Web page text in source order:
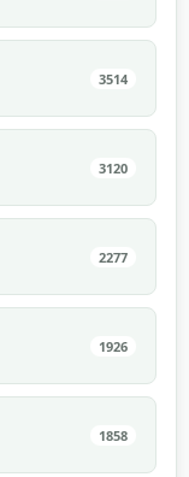
3514
3120
2277
1926
1858